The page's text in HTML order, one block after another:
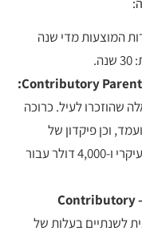
המוצעות מדי שנה
שהוזכרו לעיל. כרוכה
לכל מועמד, וכן פיקדון של
10,000 דולר אוסטרלי כתמיכה למועמד העיקרי ו-4,000 דולר עבור
ויזת הורים כלכלית זמנית (סוג 173) – Contributory
לשנתיים בעלות של